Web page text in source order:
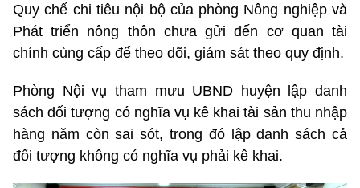
Quy chế chi tiêu nội bộ của phòng Nông nghiệp và
Phát triển nông thôn chưa gửi đến cơ quan tài
chính cùng cấp để theo dõi, giám sát theo quy định.
Phòng Nội vụ tham mưu UBND huyện lập danh
sách đối tượng có nghĩa vụ kê khai tài sản thu nhập
hàng năm còn sai sót, trong đó lập danh sách cả
đối tượng không có nghĩa vụ phải kê khai.